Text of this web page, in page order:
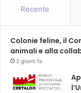
h
m
Recente
Colonie feline, il
animali e alla
2 giorni fa